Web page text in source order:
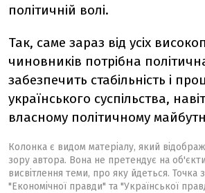
політичній волі.
Так, саме зараз від усіх
чиновників потрібна
забезпечить стабільність і
українського суспільства,
власному політичному
Колонка є видом матеріалу, який
зору автора. Вона не претендує на
висвітлення теми, про яку йдеться. Точка
"Економічної правди" та "Української